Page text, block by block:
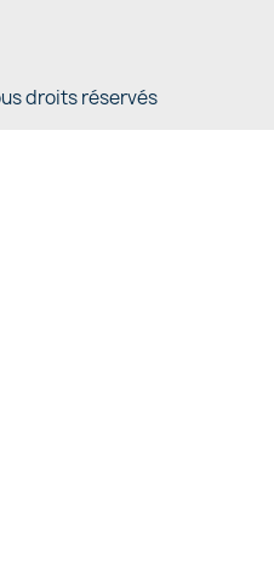
droits réservés